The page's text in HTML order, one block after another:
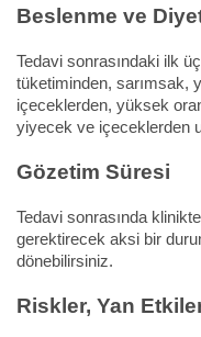
Beslenme ve
Tedavi sonrasındaki ilk
tüketiminden, sarımsak,
içeceklerden, yüksek
yiyecek ve içeceklerden
Gözetim Süresi
Tedavi sonrasında
gerektirecek aksi bir
dönebilirsiniz.
Riskler, Yan